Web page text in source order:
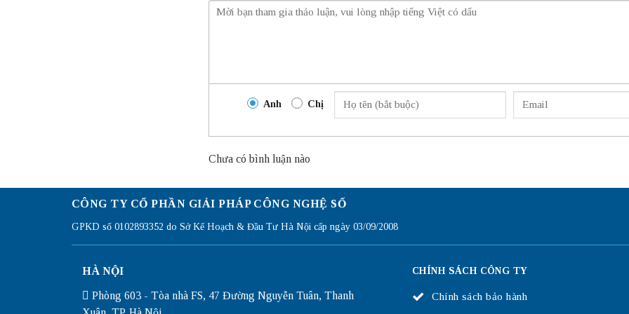
Anh Chị
Chưa có bình luận nào
CÔNG TY CỔ PHẦN GIẢI PHÁP CÔNG NGHỆ SỐ
GPKD số 0102893352 do Sở Kế Hoạch & Đầu Tư Hà Nội cấp ngày 03/09/2008
HÀ NỘI
Phòng 603 - Tòa nhà FS, 47 Đường Nguyễn Tuân, Thanh
CHÍNH SÁCH CÔNG TY
Chính sách bảo hành